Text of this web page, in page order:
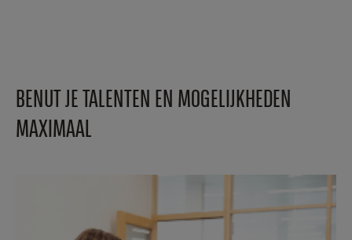
BENUT JE TALENTEN EN MOGELIJKHEDEN
MAXIMAAL